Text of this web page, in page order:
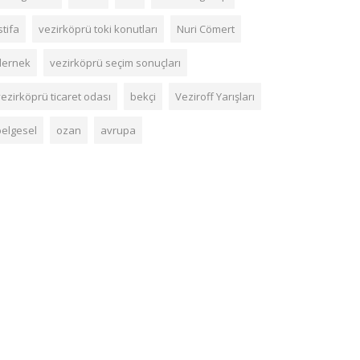
vezirköprü toki konutları Nuri Cömert
vezirköprü seçim sonuçları
ticaret odası bekçi Veziroff Yarışları
ozan avrupa